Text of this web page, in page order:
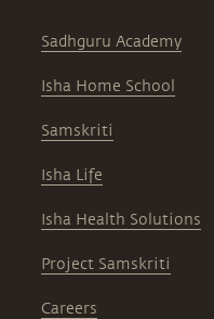
Sadhguru Academy
Isha Home School
Samskriti
Isha Life
Isha Health Solutions
Project Samskriti
Careers